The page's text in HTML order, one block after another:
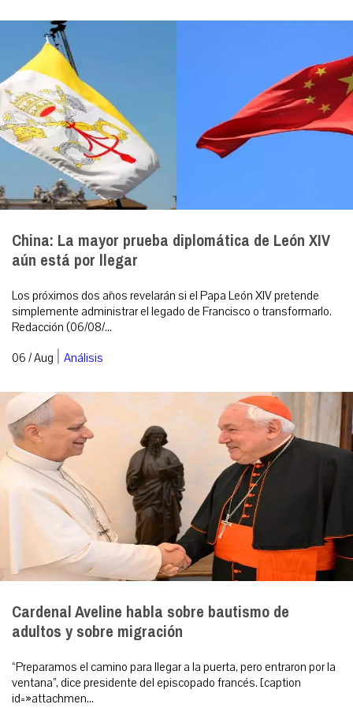
China: La mayor prueba diplomática de León XIV
aún está por llegar
Los próximos dos años revelarán si el Papa León XIV pretende
simplemente administrar el legado de Francisco o transformarlo.
Redacción (06/08/...
06 / Aug | Análisis
Cardenal Aveline habla sobre bautismo de
adultos y sobre migración
“Preparamos el camino para llegar a la puerta, pero entraron por la
ventana”, dice presidente del episcopado francés. [caption
id=»attachmen...